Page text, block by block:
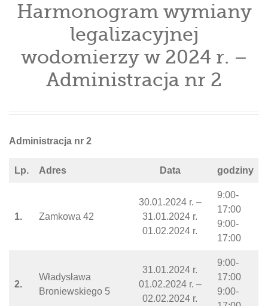
Harmonogram wymiany
legalizacyjnej
wodomierzy w 2024 r. –
Administracja nr 2
Administracja nr 2
Lp. Adres Data godziny
1. Zamkowa 42
30.01.2024 r. –
31.01.2024 r.
01.02.2024 r.
9:00-
17:00
9:00-
17:00
2.
Władysława
Broniewskiego 5
31.01.2024 r.
01.02.2024 r. –
02.02.2024 r.
9:00-
17:00
9:00-